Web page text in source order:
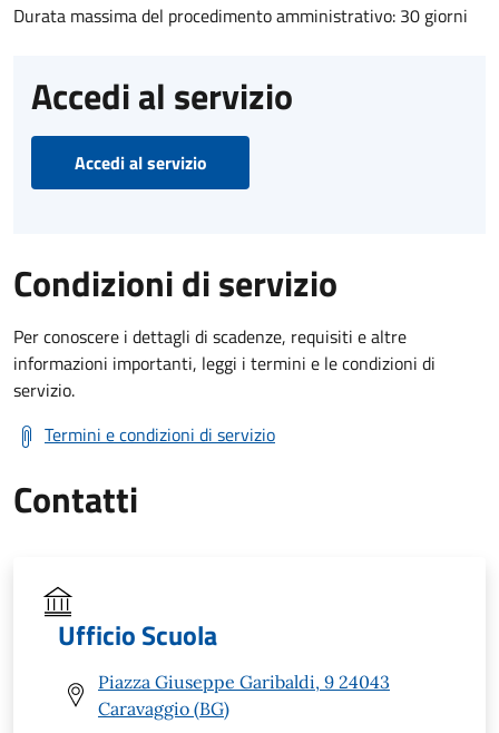
Durata massima del procedimento amministrativo: 30 giorni
Accedi al servizio
Accedi al servizio
Condizioni di servizio
Per conoscere i dettagli di scadenze, requisiti e altre
informazioni importanti, leggi i termini e le condizioni di
servizio.
Termini e condizioni di servizio
Contatti
Ufficio Scuola
Piazza Giuseppe Garibaldi, 9 24043
Caravaggio (BG)